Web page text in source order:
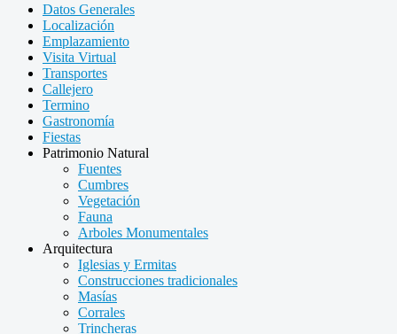
Datos Generales
Localización
Emplazamiento
Visita Virtual
Transportes
Callejero
Termino
Gastronomía
Fiestas
Patrimonio Natural
Fuentes
Cumbres
Vegetación
Fauna
Arboles Monumentales
Arquitectura
Iglesias y Ermitas
Construcciones tradicionales
Masías
Corrales
Trincheras